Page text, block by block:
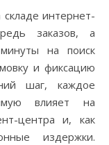
интернет-
заказов, а
на поиск
и фиксацию
шаг, каждое
влияет на
центра и, как
издержки.